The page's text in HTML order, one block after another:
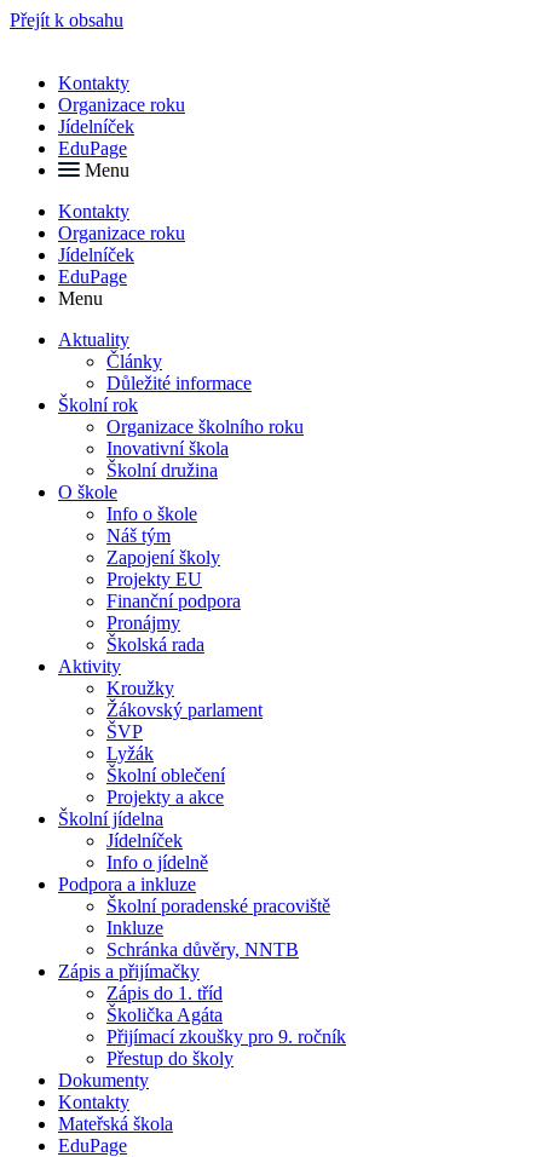
Přejít k obsahu
Kontakty
Organizace roku
Jídelníček
EduPage
Menu
Kontakty
Organizace roku
Jídelníček
EduPage
Menu
Aktuality
Články
Důležité informace
Školní rok
Organizace školního roku
Inovativní škola
Školní družina
O škole
Info o škole
Náš tým
Zapojení školy
Projekty EU
Finanční podpora
Pronájmy
Školská rada
Aktivity
Kroužky
Žákovský parlament
ŠVP
Lyžák
Školní oblečení
Projekty a akce
Školní jídelna
Jídelníček
Info o jídelně
Podpora a inkluze
Školní poradenské pracoviště
Inkluze
Schránka důvěry, NNTB
Zápis a přijímačky
Zápis do 1. tříd
Školička Agáta
Přijímací zkoušky pro 9. ročník
Přestup do školy
Dokumenty
Kontakty
Mateřská škola
EduPage